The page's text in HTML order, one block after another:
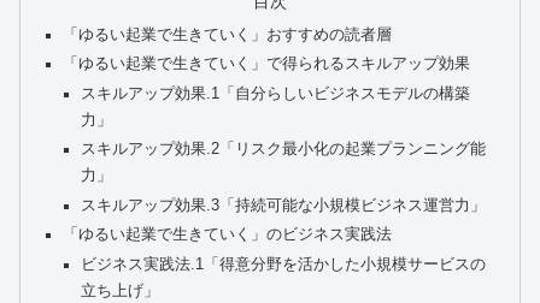
「ゆるい起業で生きていく」おすすめの読者層
「ゆるい起業で生きていく」で得られるスキルアップ効果
スキルアップ効果.1「自分らしいビジネスモデルの構築
力」
スキルアップ効果.2「リスク最小化の起業プランニング能
力」
スキルアップ効果.3「持続可能な小規模ビジネス運営力」
「ゆるい起業で生きていく」のビジネス実践法
ビジネス実践法.1「得意分野を活かした小規模サービスの
立ち上げ」